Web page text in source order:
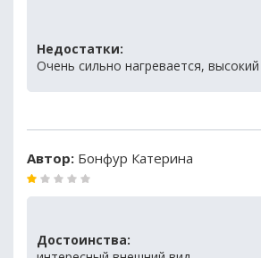
Недостатки:
Очень сильно нагревается,
Автор: Бонфур Катерина
Достоинства: